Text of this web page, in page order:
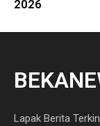
2026
Lapak Berita